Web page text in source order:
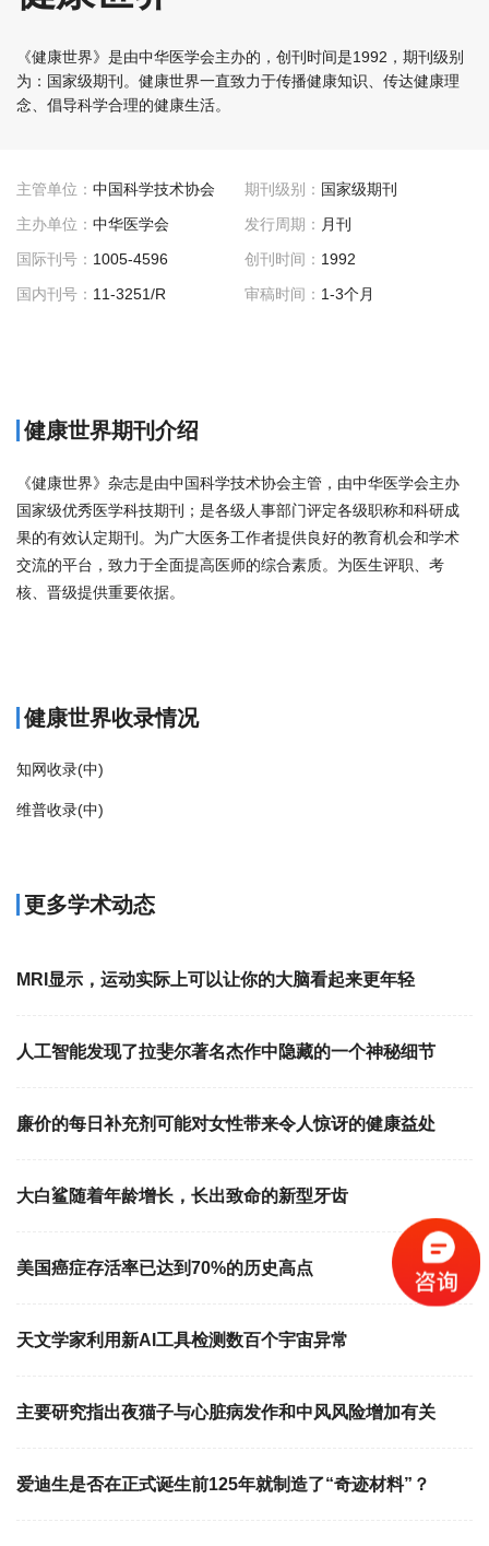
《健康世界》是由中华医学会主办的，创刊时间是1992，期刊级别
为：国家级期刊。健康世界一直致力于传播健康知识、传达健康理
念、倡导科学合理的健康生活。
主管单位： 中国科学技术协会
主办单位： 中华医学会
国际刊号： 1005-4596
国内刊号： 11-3251/R
期刊级别： 国家级期刊
发行周期： 月刊
创刊时间： 1992
审稿时间： 1-3个月
健康世界期刊介绍
《健康世界》杂志是由中国科学技术协会主管，由中华医学会主办
国家级优秀医学科技期刊；是各级人事部门评定各级职称和科研成
果的有效认定期刊。为广大医务工作者提供良好的教育机会和学术
交流的平台，致力于全面提高医师的综合素质。为医生评职、考
核、晋级提供重要依据。
健康世界收录情况
知网收录(中)
维普收录(中)
更多学术动态
MRI显示，运动实际上可以让你的大脑看起来更年轻
人工智能发现了拉斐尔著名杰作中隐藏的一个神秘细节
廉价的每日补充剂可能对女性带来令人惊讶的健康益处
大白鲨随着年龄增长，长出致命的新型牙齿
美国癌症存活率已达到70%的历史高点
天文学家利用新AI工具检测数百个宇宙异常
主要研究指出夜猫子与心脏病发作和中风风险增加有关
爱迪生是否在正式诞生前125年就制造了“奇迹材料”？